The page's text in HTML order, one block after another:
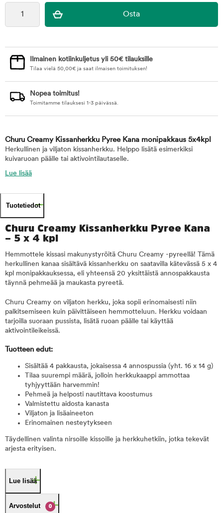
Ilmainen kotiinkuljetus yli 50€ tilauksille
Tilaa vielä 50,00€ ja saat ilmaisen toimituksen!
Nopea toimitus!
Toimitamme tilauksesi 1-3 päivässä.
Churu Creamy Kissanherkku Pyree Kana monipakkaus 5x4kpl
Herkullinen ja viljaton kissanherkku. Helppo lisätä esimerkiksi
kuivaruoan päälle tai aktivointilautaselle.
Lue lisää
Tuotetiedot
Churu Creamy Kissanherkku Pyree Kana
– 5 x 4 kpl
Hemmottele kissasi makunystyröitä Churu Creamy -pyreellä! Tämä
herkullinen kanaa sisältävä kissanherkku on saatavilla kätevässä 5 x 4
kpl monipakkauksessa, eli yhteensä 20 yksittäistä annospakkausta
täynnä pehmeää ja maukasta pyreetä.
Churu Creamy on viljaton herkku, joka sopii erinomaisesti niin
palkitsemiseen kuin päivittäiseen hemmotteluun. Herkku voidaan
tarjoilla suoraan pussista, lisätä ruoan päälle tai käyttää
aktivointileikeissä.
Tuotteen edut:
Sisältää 4 pakkausta, jokaisessa 4 annospussia (yht. 16 x 14 g)
Tilaa suurempi määrä, jolloin herkkukaappi ammottaa
tyhjyyttään harvemmin!
Pehmeä ja helposti nautittava koostumus
Valmistettu aidosta kanasta
Viljaton ja lisäaineeton
Erinomainen nesteytykseen
Täydellinen valinta nirsoille kissoille ja herkkuhetkiin, jotka tekevät
arjesta erityisen.
Lue lisää
Arvostelut 0